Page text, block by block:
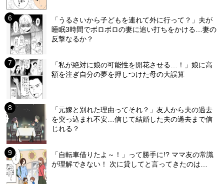
「うるさいから子どもを連れて外に行って？」夫が
睡眠3時間でボロボロの妻に追い打ちをかける…妻の
反撃なるか？
「私が絶対に娘の可能性を開花させる…！」娘に高
額を注ぎ自分の夢を押しつけた母の大誤算
「元嫁と別れた理由ってそれ？」友人から夫の過去
を突っ込まれ不安…信じて結婚した夫の過去まで信
じれる？
「自転車借りたよ～！」って勝手に!? ママ友の常識
が理解できない！ 次に貸してと言ってきたのは…